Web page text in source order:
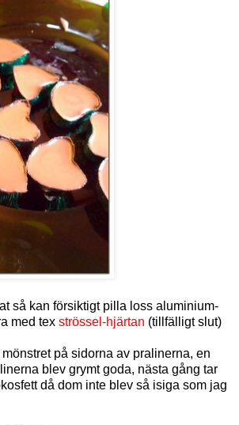
så kan försiktigt pilla loss aluminium-
med tex strössel-hjärtan (tillfälligt slut)
på sidorna av pralinerna, en
blev grymt goda, nästa gång tar
då dom inte blev så isiga som jag